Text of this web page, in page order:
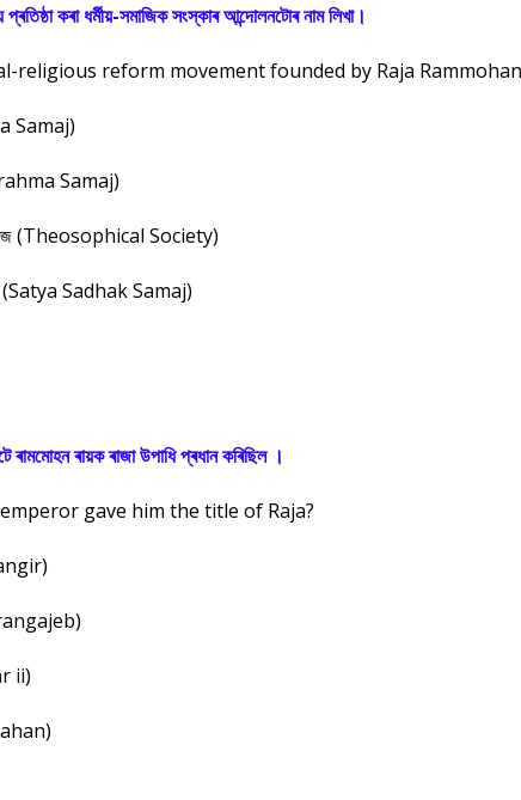
কৰা ধৰ্মীয়-সমাজিক সংস্কাৰ আন্দোলনটোৰ নাম লিখা।
religious reform movement founded by Raja
Samaj)
Samaj)
(Theosophical Society)
(Satya Sadhak Samaj)
ৰায়ক ৰাজা উপাধি প্ৰধান কৰিছিল ।
gave him the title of Raja?
ii)